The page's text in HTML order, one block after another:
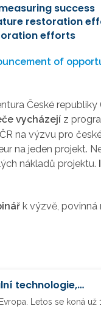
success
restoration
efforts
of
České
vycházejí z
na výzvu pro
na jeden projekt.
nákladů projektu. I
k výzvě, povinná
Partnerská burza KETs - výroba, cirkularita, materiály, energetika, AI, digitální technologie, baterie a vodík
Letos se koná už